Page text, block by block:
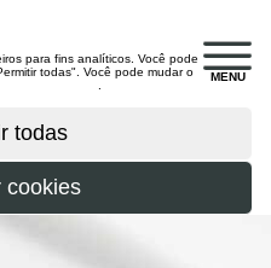
MENU
para fins analíticos. Você pode
todas". Você pode mudar o